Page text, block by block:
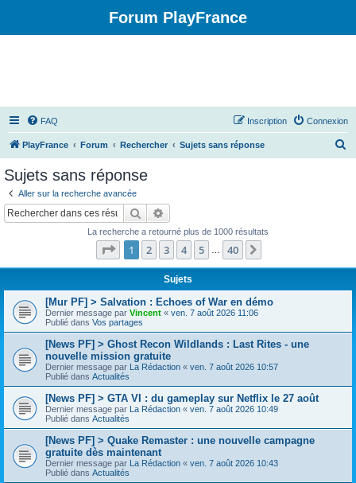
Forum PlayFrance
FAQ Connexion
Inscription
PlayFrance Forum Rechercher Sujets sans réponse
Sujets sans réponse
Aller sur la recherche avancée
Rechercher
La recherche a retourné plus de 1000 résultats
Page 1sur40
1 2 3 4 5 40
Sujets
[Mur PF] > Salvation : Echoes of War en démo
Dernier message par Vincent « ven. 7 août 2026 11:06
Publié dans Vos partages
[News PF] > Ghost Recon Wildlands : Last Rites - une
nouvelle mission gratuite
Dernier message par La Rédaction « ven. 7 août 2026 10:57
Publié dans Actualités
[News PF] > GTA VI : du gameplay sur Netflix le 27 août
Dernier message par La Rédaction « ven. 7 août 2026 10:49
Publié dans Actualités
[News PF] > Quake Remaster : une nouvelle campagne
gratuite dès maintenant
Dernier message par La Rédaction « ven. 7 août 2026 10:43
Publié dans Actualités